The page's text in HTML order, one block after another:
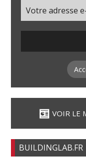
VOIR LE
BUILDINGLAB.FR